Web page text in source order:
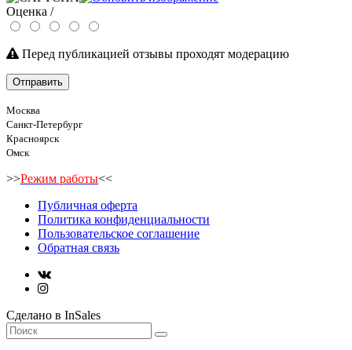
Оценка /
Перед публикацией отзывы проходят модерацию
Отправить
Москва
Санкт-Петербург
Красноярск
Омск
>>Режим работы<<
Публичная оферта
Политика конфиденциальности
Пользовательское соглашение
Обратная связь
Сделано в InSales